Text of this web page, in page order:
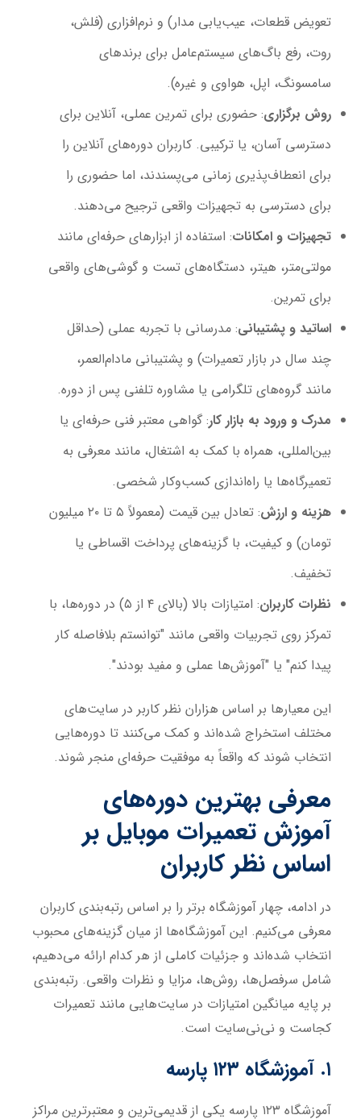
تعویض قطعات، عیب‌یابی مدار) و نرم‌افزاری (فلش،
روت، رفع باگ‌های سیستم‌عامل برای برندهای
سامسونگ، اپل، هواوی و غیره).
روش برگزاری: حضوری برای تمرین عملی، آنلاین برای
دسترسی آسان، یا ترکیبی. کاربران دوره‌های آنلاین را
برای انعطاف‌پذیری زمانی می‌پسندند، اما حضوری را
برای دسترسی به تجهیزات واقعی ترجیح می‌دهند.
تجهیزات و امکانات: استفاده از ابزارهای حرفه‌ای مانند
مولتی‌متر، هیتر، دستگاه‌های تست و گوشی‌های واقعی
برای تمرین.
اساتید و پشتیبانی: مدرسانی با تجربه عملی (حداقل
چند سال در بازار تعمیرات) و پشتیبانی مادام‌العمر،
مانند گروه‌های تلگرامی یا مشاوره تلفنی پس از دوره.
مدرک و ورود به بازار کار: گواهی معتبر فنی حرفه‌ای یا
بین‌المللی، همراه با کمک به اشتغال، مانند معرفی به
تعمیرگاه‌ها یا راه‌اندازی کسب‌وکار شخصی.
هزینه و ارزش
: تعادل بین قیمت (معمولاً ۵ تا ۲۰ میلیون
تومان) و کیفیت، با گزینه‌های پرداخت اقساطی یا
تخفیف.
نظرات کاربران
: امتیازات بالا (بالای ۴ از ۵) در دوره‌ها، با
تمرکز روی تجربیات واقعی مانند "توانستم بلافاصله کار
پیدا کنم" یا "آموزش‌ها عملی و مفید بودند".
این معیارها بر اساس هزاران نظر کاربر در سایت‌های
مختلف استخراج شده‌اند و کمک می‌کنند تا دوره‌هایی
انتخاب شوند که واقعاً به موفقیت حرفه‌ای منجر شوند.
معرفی بهترین دوره‌های
آموزش تعمیرات موبایل بر
اساس نظر کاربران
در ادامه، چهار آموزشگاه برتر را بر اساس رتبه‌بندی کاربران
معرفی می‌کنیم. این آموزشگاه‌ها از میان گزینه‌های محبوب
انتخاب شده‌اند و جزئیات کاملی از هر کدام ارائه می‌دهیم،
شامل سرفصل‌ها، روش‌ها، مزایا و نظرات واقعی. رتبه‌بندی
بر پایه میانگین امتیازات در سایت‌هایی مانند تعمیرات
کجاست و نی‌نی‌سایت است.
۱. آموزشگاه ۱۲۳ پارسه
آموزشگاه ۱۲۳ پارسه یکی از قدیمی‌ترین و معتبرترین مراکز